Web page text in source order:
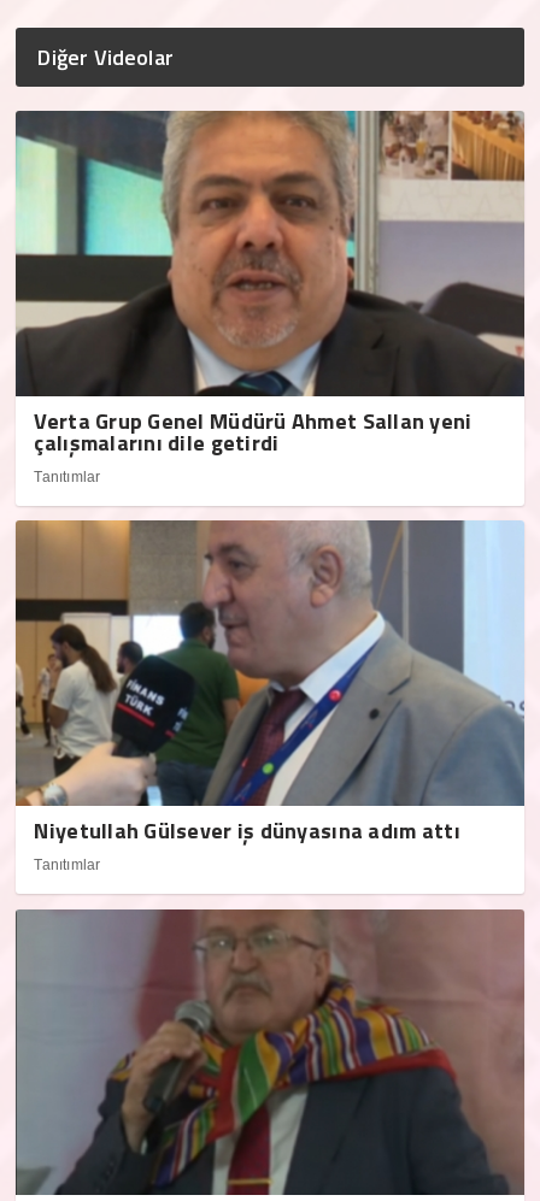
Diğer Videolar
Verta Grup Genel Müdürü Ahmet Sallan yeni
çalışmalarını dile getirdi
Tanıtımlar
Niyetullah Gülsever iş dünyasına adım attı
Tanıtımlar